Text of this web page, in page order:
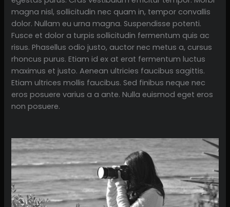
magna nisl, sollicitudin nec quam in, tempor convallis
dolor. Nullam eu urna magna. Suspendisse potenti.
Fusce et dolor a turpis sollicitudin fermentum quis ac
risus. Phasellus odio justo, auctor nec metus a, cursus
rhoncus purus. Etiam id ex at erat fermentum luctus
maximus et justo. Aenean ultricies faucibus sagittis.
Etiam ultrices mollis faucibus. Sed finibus neque nec
eros posuere varius a a ante. Nulla euismod eget eros
non posuere.